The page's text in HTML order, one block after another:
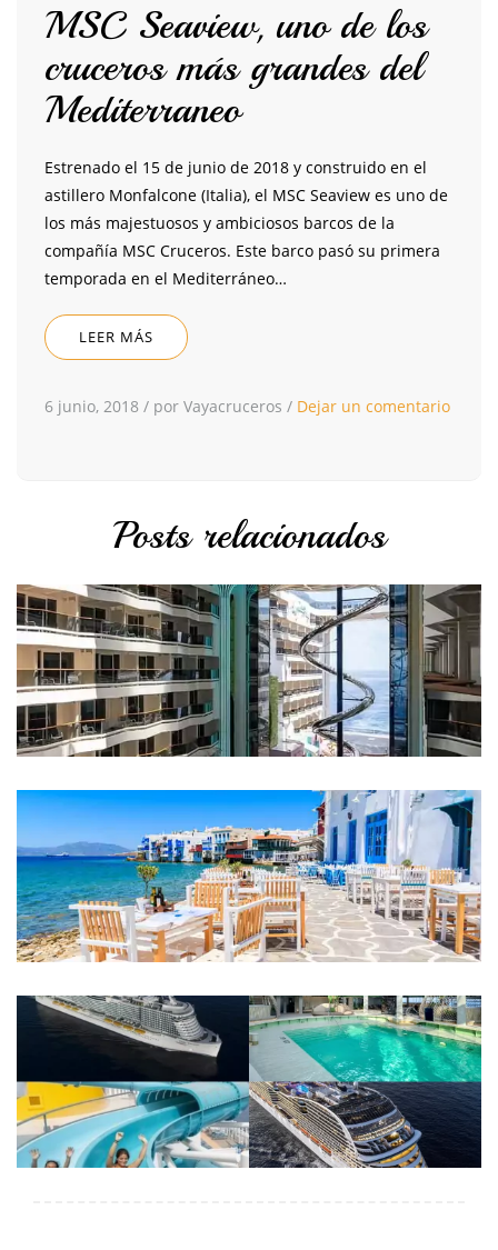
MSC Seaview, uno de los
cruceros más grandes del
Mediterraneo
Estrenado el 15 de junio de 2018 y construido en el
astillero Monfalcone (Italia), el MSC Seaview es uno de
los más majestuosos y ambiciosos barcos de la
compañía MSC Cruceros. Este barco pasó su primera
temporada en el Mediterráneo…
LEER MÁS
6 junio, 2018 / por Vayacruceros / Dejar un comentario
Posts relacionados